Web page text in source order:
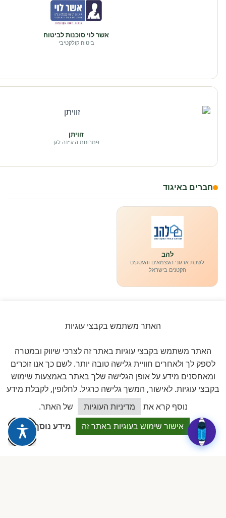
אשר לוי סוכנות לביטוח
ביטוח קולקטיבי
זוויתן
פתרונות היגיינה לגן
חברים באיגוד
להב
לשכת ארגוני העצמאים והעסקים
הקטנים בישראל
ביקורות אמיתיות ב-GOOGLE
דירוג 5 ★ מתוך 5
★★★★★על בסיס 11 ביקורות מאומתות
לכל הביקורות ב-Google
האתר משתמש בקבצי עוגיות
האתר משתמש בקבצי עוגיות באתר זה לצרכי שיווק ובמטרה
לספק לך ולאחרים חוויית גלישה טובה יותר. לשם כך אנו זוכרים
ומאחסנים מידע על אופן הגלישה שלך באתר באמצעות שימוש
בקבצי עוגיות. לאישור, המשך גלישה כרגיל. לחלופין, לקבלת מידע
נוסף קרא את
מדיניות העוגיות
של האתר.
אישור שימוש בעוגיות באתר זה
מידע נוסף